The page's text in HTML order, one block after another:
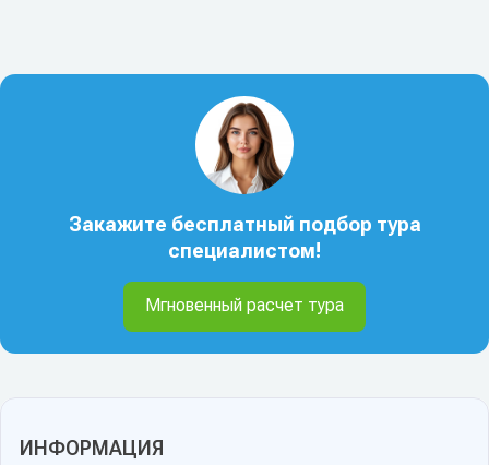
ИНФОРМАЦИЯ
Закажите бесплатный подбор тура
специалистом!
Мгновенный расчет тура